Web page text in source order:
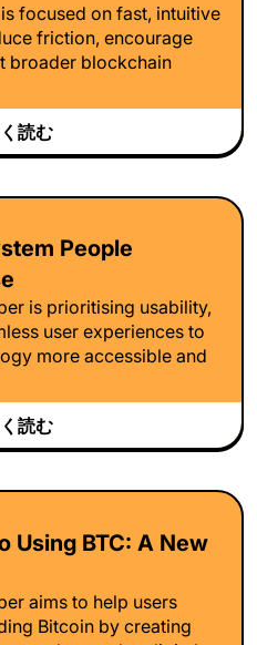
focused on fast, intuitive
friction, encourage
broader blockchain
読む
People
is prioritising usability,
user experiences to
more accessible and
読む
Using BTC: A New
aims to help users
Bitcoin by creating